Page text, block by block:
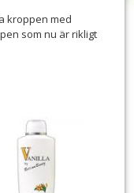
kroppen med
som nu är rikligt